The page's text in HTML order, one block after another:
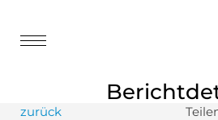
zurück